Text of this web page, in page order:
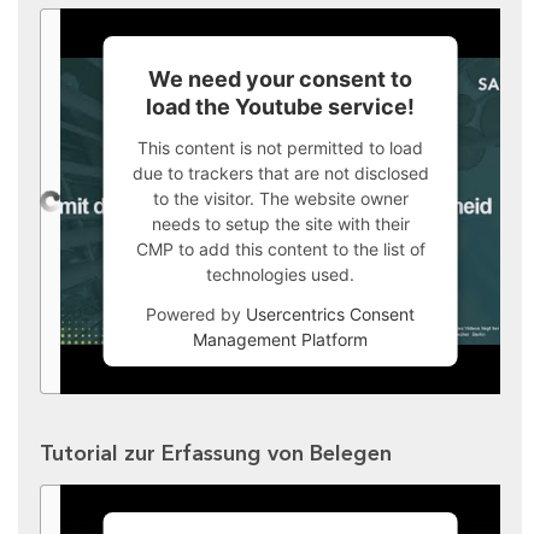
We need your consent to
load the Youtube service!
This content is not permitted to load
due to trackers that are not disclosed
to the visitor. The website owner
needs to setup the site with their
CMP to add this content to the list of
technologies used.
Powered by Usercentrics Consent
Management Platform
Tutorial zur Erfassung von Belegen